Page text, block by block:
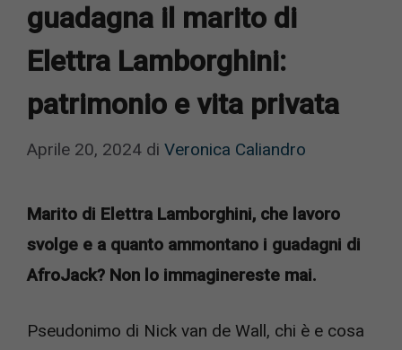
guadagna il marito di
Elettra Lamborghini:
patrimonio e vita privata
Aprile 20, 2024 di Veronica Caliandro
Marito di Elettra Lamborghini, che lavoro
svolge e a quanto ammontano i guadagni di
AfroJack? Non lo immaginereste mai.
Pseudonimo di Nick van de Wall, chi è e cosa